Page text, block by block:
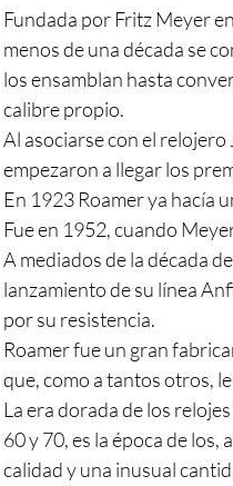
Fundada por Fritz Meyer
menos de una década se
los ensamblan hasta
calibre propio.
Al asociarse con el
empezaron a llegar los
En 1923 Roamer ya hacía
Fue en 1952, cuando
A mediados de la década
lanzamiento de su línea
por su resistencia.
Roamer fue un gran
que, como a tantos otros,
La era dorada de los
60 y 70, es la época de
calidad y una inusual